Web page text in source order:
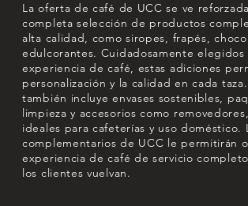
La oferta de café de UCC se ve
completa selección de productos
alta calidad, como siropes, frapés,
edulcorantes. Cuidadosamente elegidos
experiencia de café, estas adiciones
personalización y la calidad en cada
también incluye envases sostenibles,
limpieza y accesorios como
ideales para cafeterías y uso doméstico.
complementarios de UCC le permitirán
experiencia de café de servicio
los clientes vuelvan.